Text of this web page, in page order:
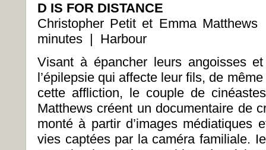
D IS FOR DISTANCE
Christopher Petit et Emma
minutes | Harbour
Visant à épancher leurs angoisses
l’épilepsie qui affecte leur fils, de
cette affliction, le couple de
Matthews créent un documentaire de
monté à partir d’images médiatiques
vies captées par la caméra familiale.